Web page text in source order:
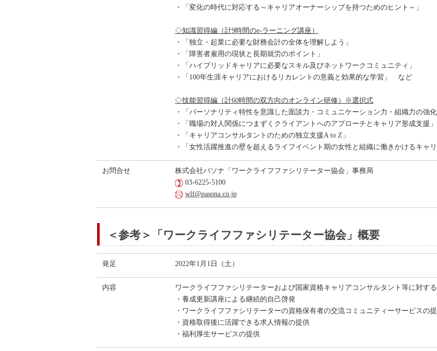
・「変化の時代に対応する～キャリアオーナーシップを持つためのヒント～」
◇知識習得編（計9時間のe-ラーニング講座）
・「独立・起業に必要な財務会計の全体を理解しよう」
・「障害者雇用の現状と長期就労のポイント」
・「ハイブリッドキャリアに必要なスキル及びネットワークコミュニティ」
・「100年生涯キャリアにおけるリカレントの意義と効果的な学習」 など
◇技能習得編（計60時間の双方向のオンライン研修）※選択式
・「パーソナリティ特性を意識した面談力・コミュニケーション力・組織力の強化
・「職場の対人関係につまずくクライアントへのアプローチとキャリア形成支援」
・「キャリアコンサルタントのための独立支援A to Z」
・「女性活躍推進の壁を超えるライフイベント期の女性と組織に働きかけるキ
お問合せ
株式会社パソナ「ワークライフファシリテーター協会」事務局
03-6225-5100
wlf@pasona.co.jp
＜参考＞「ワークライフファシリテーター協会」概要
発足 2022年1月1日（土）
内容
ワークライフファシリテーターおよび国家資格キャリアコンサルタント等に対す
・養成更新講座による継続的自己啓発
・ワークライフファシリテーターの資格保有者の交流コミュニティーサービスの
・資格取得後に活躍できる求人情報の提供
・福利厚生サービスの提供